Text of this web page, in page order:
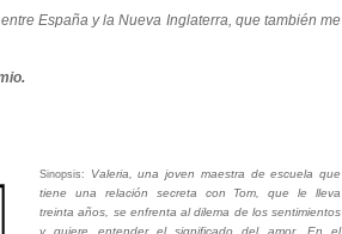
España y la Nueva Inglaterra, que también me
Sinopsis:
Valeria, una joven maestra de escuela que
tiene una relación secreta con Tom, que le lleva
treinta años, se enfrenta al dilema de los sentimientos
y quiere entender el significado del amor. En el